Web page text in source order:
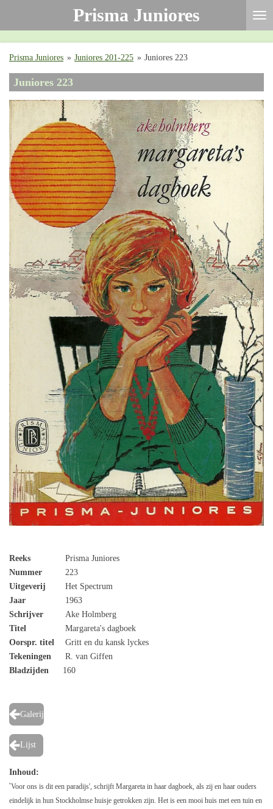
de
Prisma Juniores
Prisma Juniores » Juniores 201-225 » Juniores 223
Juniores 223
Reeks
Prisma Juniores
Nummer
223
Uitgeverij
Het Spectrum
Jaar
1963
Schrijver
Ake Holmberg
Titel
Margareta's dagboek
Oorspr. titel
Gritt en du kansk lyckes
Tekeningen
R. van Giffen
Bladzijden
160
Galerij
Lijst
Inhoud:
'Voor ons is dit een paradijs', schrijft Margareta in haar dagboek, als zij en haar ouders
eindelijk in hun Stockholmse huisje getrokken zijn. Het is een mooi huis met een tuin en